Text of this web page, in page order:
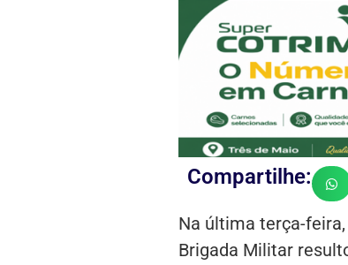
Compartilhe:
Na última terça-
Brigada Militar